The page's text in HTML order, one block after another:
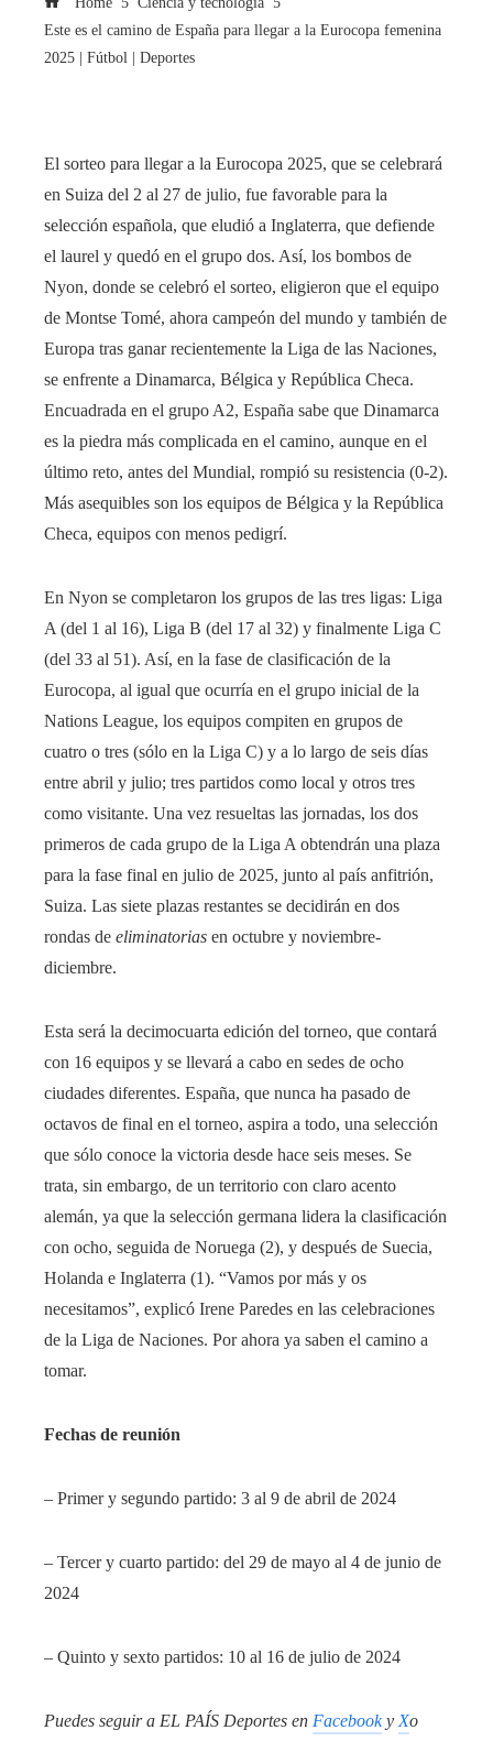
Este es el camino de España para llegar a la Eurocopa femenina
2025 | Fútbol | Deportes
El sorteo para llegar a la Eurocopa 2025, que se celebrará
en Suiza del 2 al 27 de julio, fue favorable para la
selección española, que eludió a Inglaterra, que defiende
el laurel y quedó en el grupo dos. Así, los bombos de
Nyon, donde se celebró el sorteo, eligieron que el equipo
de Montse Tomé, ahora campeón del mundo y también de
Europa tras ganar recientemente la Liga de las Naciones,
se enfrente a Dinamarca, Bélgica y República Checa.
Encuadrada en el grupo A2, España sabe que Dinamarca
es la piedra más complicada en el camino, aunque en el
último reto, antes del Mundial, rompió su resistencia (0-2).
Más asequibles son los equipos de Bélgica y la República
Checa, equipos con menos pedigrí.
En Nyon se completaron los grupos de las tres ligas: Liga
A (del 1 al 16), Liga B (del 17 al 32) y finalmente Liga C
(del 33 al 51). Así, en la fase de clasificación de la
Eurocopa, al igual que ocurría en el grupo inicial de la
Nations League, los equipos compiten en grupos de
cuatro o tres (sólo en la Liga C) y a lo largo de seis días
entre abril y julio; tres partidos como local y otros tres
como visitante. Una vez resueltas las jornadas, los dos
primeros de cada grupo de la Liga A obtendrán una plaza
para la fase final en julio de 2025, junto al país anfitrión,
Suiza. Las siete plazas restantes se decidirán en dos
rondas de eliminatorias en octubre y noviembre-
diciembre.
Esta será la decimocuarta edición del torneo, que contará
con 16 equipos y se llevará a cabo en sedes de ocho
ciudades diferentes. España, que nunca ha pasado de
octavos de final en el torneo, aspira a todo, una selección
que sólo conoce la victoria desde hace seis meses. Se
trata, sin embargo, de un territorio con claro acento
alemán, ya que la selección germana lidera la clasificación
con ocho, seguida de Noruega (2), y después de Suecia,
Holanda e Inglaterra (1). “Vamos por más y os
necesitamos”, explicó Irene Paredes en las celebraciones
de la Liga de Naciones. Por ahora ya saben el camino a
tomar.
Fechas de reunión
– Primer y segundo partido: 3 al 9 de abril de 2024
– Tercer y cuarto partido: del 29 de mayo al 4 de junio de
2024
– Quinto y sexto partidos: 10 al 16 de julio de 2024
Puedes seguir a EL PAÍS Deportes en Facebooky Xo